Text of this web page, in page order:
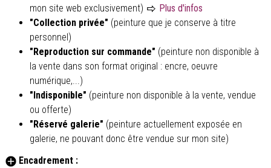
mon site web exclusivement)
Plus d'infos
"Collection privée" (peinture que je conserve à titre
personnel)
"Reproduction sur commande" (peinture non disponible à
la vente dans son format original : encre, oeuvre
numérique,...)
"Indisponible" (peinture non disponible à la vente, vendue
ou offerte)
"Réservé galerie" (peinture actuellement exposée en
galerie, ne pouvant donc être vendue sur mon site)
Encadrement :